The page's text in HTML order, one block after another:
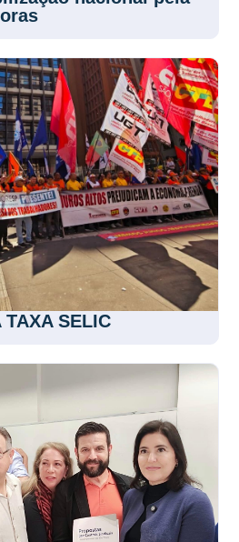
TAXA SELIC